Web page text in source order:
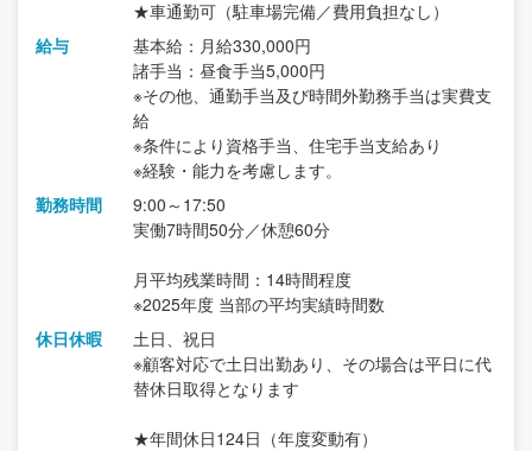
★車通勤可（駐車場完備／費用負担なし）
給与
基本給：月給330,000円
諸手当：昼食手当5,000円
※その他、通勤手当及び時間外勤務手当は実費支
給
※条件により資格手当、住宅手当支給あり
※経験・能力を考慮します。
勤務時間
9:00～17:50
実働7時間50分／休憩60分
月平均残業時間：14時間程度
※2025年度 当部の平均実績時間数
休日休暇
土日、祝日
※顧客対応で土日出勤あり、その場合は平日に代
替休日取得となります
★年間休日124日（年度変動有）